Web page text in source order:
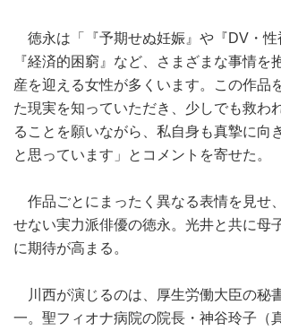
徳永は「『予期せぬ妊娠』や『DV・性
『経済的困窮』など、さまざまな事情を
産を迎える女性が多くいます。この作品
た現実を知っていただき、少しでも救わ
ることを願いながら、私自身も真摯に向
と思っています」とコメントを寄せた。
作品ごとにまったく異なる表情を見せ
せない実力派俳優の徳永。光井と共に母
に期待が高まる。
川西が演じるのは、厚生労働大臣の秘
一。聖フィオナ病院の院長・神谷玲子（